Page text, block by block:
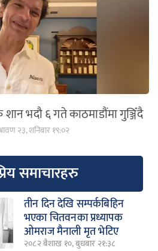
भदौ ६ गते काठमाडौंमा गुञ्जिँदै
२३, शनिबार १९:०२
समाचारहरु
तीन दिन देखि सम्पर्कबिहिन
भएका चितवनका प्रध्यापक
ओमराज मैनाली मृत भेटिए
२०८२ बैशाख १०, बुधबार २१:३८